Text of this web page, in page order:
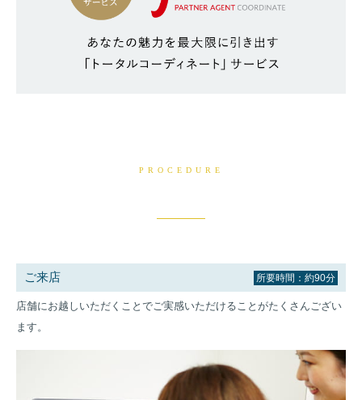
PROCEDURE
ご来店 所要時間：約90分
店舗にお越しいただくことでご実感いただけることがたくさんござい
ます。